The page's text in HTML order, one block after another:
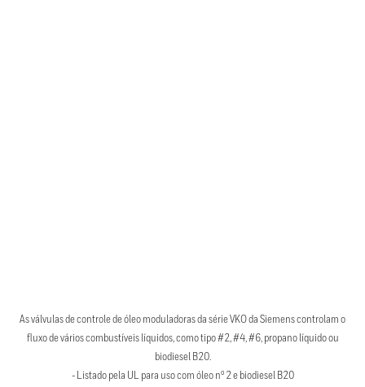
As válvulas de controle de óleo moduladoras da série VKO da Siemens controlam o
fluxo de vários combustíveis líquidos, como tipo #2, #4, #6, propano líquido ou
biodiesel B20.
- Listado pela UL para uso com óleo nº 2 e biodiesel B20